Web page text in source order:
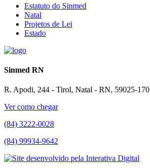
Estatuto do Sinmed
Natal
Projetos de Lei
Estado
Sinmed RN
R. Apodi, 244 - Tirol, Natal - RN, 59025-170
Ver como chegar
(84) 3222-0028
(84) 99934-9642